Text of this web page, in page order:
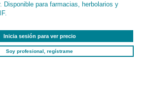
Disponible para farmacias, herbolarios y
Inicia sesión para ver precio
Soy profesional, regístrame